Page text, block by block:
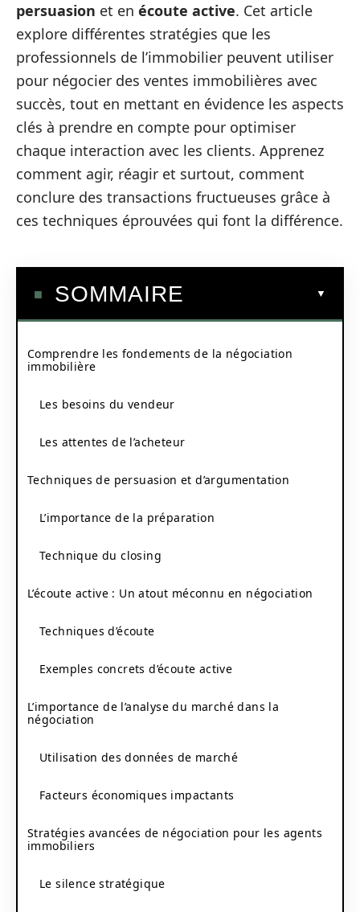
persuasion et en écoute active. Cet article
explore différentes stratégies que les
professionnels de l’immobilier peuvent utiliser
pour négocier des ventes immobilières avec
succès, tout en mettant en évidence les aspects
clés à prendre en compte pour optimiser
chaque interaction avec les clients. Apprenez
comment agir, réagir et surtout, comment
conclure des transactions fructueuses grâce à
ces techniques éprouvées qui font la différence.
SOMMAIRE
Comprendre les fondements de la négociation
immobilière
Les besoins du vendeur
Les attentes de l’acheteur
Techniques de persuasion et d’argumentation
L’importance de la préparation
Technique du closing
L’écoute active : Un atout méconnu en négociation
Techniques d’écoute
Exemples concrets d’écoute active
L’importance de l’analyse du marché dans la
négociation
Utilisation des données de marché
Facteurs économiques impactants
Stratégies avancées de négociation pour les agents
immobiliers
Le silence stratégique